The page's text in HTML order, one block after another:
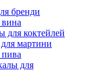
бренди
для коктейлей
мартини
для